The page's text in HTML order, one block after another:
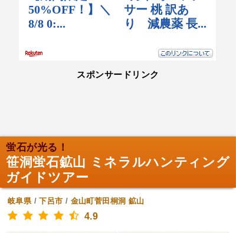
スポンサードリンク
蛍石が光る！
笹洞蛍石鉱山 ミネラルハンティング
ガイドツアー
岐阜県/下呂市 / 金山町菅田桐洞 鉱山
4.9